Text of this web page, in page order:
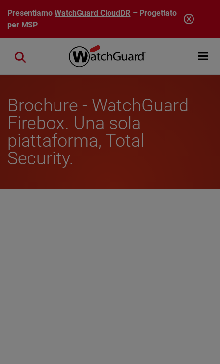
Salta al contenuto principale
PresentiamoWatchGuard CloudDR – Progettato
per MSP
Open
Close search
Brochure - WatchGuard
Firebox. Una sola
piattaforma, Total
Security.